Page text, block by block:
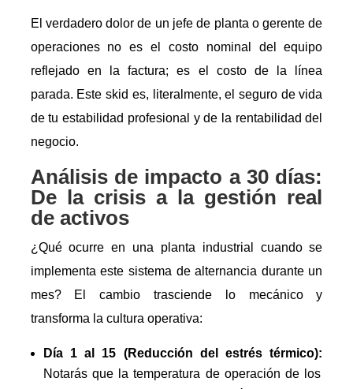
El verdadero dolor de un jefe de planta o gerente de
operaciones no es el costo nominal del equipo
reflejado en la factura; es el costo de la línea
parada. Este skid es, literalmente, el seguro de vida
de tu estabilidad profesional y de la rentabilidad del
negocio.
Análisis de impacto a 30 días:
De la crisis a la gestión real
de activos
¿Qué ocurre en una planta industrial cuando se
implementa este sistema de alternancia durante un
mes? El cambio trasciende lo mecánico y
transforma la cultura operativa:
Día 1 al 15 (Reducción del estrés térmico):
Notarás que la temperatura de operación de los